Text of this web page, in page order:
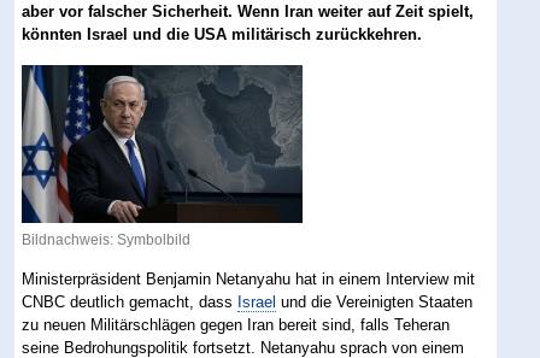
aber vor falscher Sicherheit. Wenn Iran weiter auf Zeit spielt,
könnten Israel und die USA militärisch zurückkehren.
Bildnachweis: Symbolbild
Ministerpräsident Benjamin Netanyahu hat in einem Interview mit
CNBC deutlich gemacht, dass Israel und die Vereinigten Staaten
zu neuen Militärschlägen gegen Iran bereit sind, falls Teheran
seine Bedrohungspolitik fortsetzt. Netanyahu sprach von einem